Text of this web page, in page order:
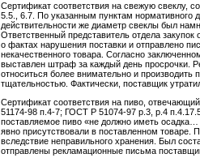
Сертификат соответствия на свежую свеклу,
5.5., 6.7. По указанным пунктам
действительности же диаметр свеклы был
Ответственный представитель отдела закупок
о фактах нарушения поставки и отправлено
некачественного товара. Согласно
выставлен штраф за каждый день просрочки.
относиться более внимательно и производить
тщательностью. Фактически, поставщик
Сертификат соответствия на пиво,
51174-98 п.4-7; ГОСТ Р 51074-97 р.3, р.4
поставляемое пиво «не должно иметь
явно присутствовали в поставленном
вследствие неправильного хранения. Был
отправлены рекламационные письма